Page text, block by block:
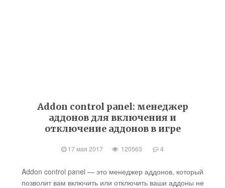
Addon control panel: менеджер
аддонов для включения и
отключение аддонов в игре
17 мая 2017 120563 4
Addon control panel — это менеджер аддонов, который
позволит вам включить или отключить ваши аддоны не